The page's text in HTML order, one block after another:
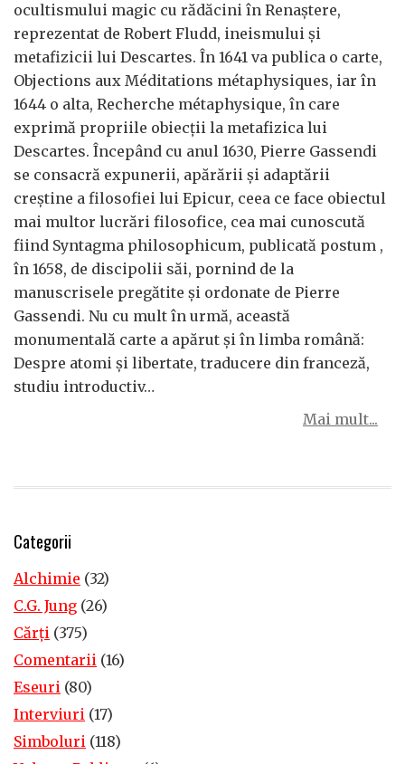
ocultismului magic cu rădăcini în Renaștere,
reprezentat de Robert Fludd, ineismului și
metafizicii lui Descartes. În 1641 va publica o carte,
Objections aux Méditations métaphysiques, iar în
1644 o alta, Recherche métaphysique, în care
exprimă propriile obiecții la metafizica lui
Descartes. Începând cu anul 1630, Pierre Gassendi
se consacră expunerii, apărării și adaptării
creștine a filosofiei lui Epicur, ceea ce face obiectul
mai multor lucrări filosofice, cea mai cunoscută
fiind Syntagma philosophicum, publicată postum ,
în 1658, de discipolii săi, pornind de la
manuscrisele pregătite și ordonate de Pierre
Gassendi. Nu cu mult în urmă, această
monumentală carte a apărut și în limba română:
Despre atomi și libertate, traducere din franceză,
studiu introductiv…
Mai mult...
Categorii
Alchimie (32)
C.G. Jung (26)
Cărţi (375)
Comentarii (16)
Eseuri (80)
Interviuri (17)
Simboluri (118)